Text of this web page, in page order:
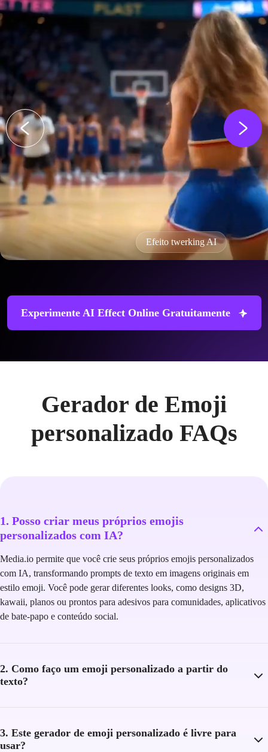
Efeito twerking AI
Experimente AI Effect Online Gratuitamente
Gerador de Emoji
personalizado FAQs
1. Posso criar meus próprios emojis
personalizados com IA?
Media.io permite que você crie seus próprios emojis personalizados
com IA, transformando prompts de texto em imagens originais em
estilo emoji. Você pode gerar diferentes looks, como designs 3D,
kawaii, planos ou prontos para adesivos para comunidades, aplicativos
de bate-papo e conteúdo social.
2. Como faço um emoji personalizado a partir do
texto?
3. Este gerador de emoji personalizado é livre para
usar?